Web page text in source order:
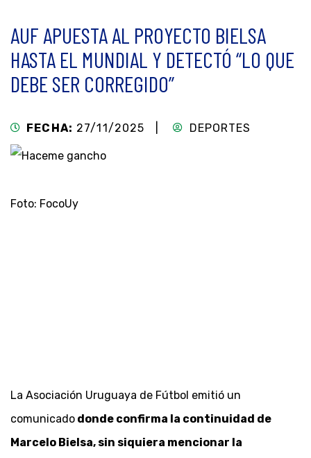
AUF APUESTA AL PROYECTO BIELSA
HASTA EL MUNDIAL Y DETECTÓ “LO QUE
DEBE SER CORREGIDO”
FECHA: 27/11/2025 | DEPORTES
Foto: FocoUy
La Asociación Uruguaya de Fútbol emitió un
comunicado donde confirma la continuidad de
Marcelo Bielsa, sin siquiera mencionar la